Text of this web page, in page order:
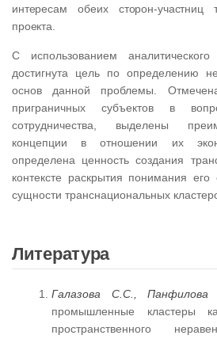
интересам обеих сторон-участниц
проекта.
С использованием
достигнута цель по определению
основ данной проблемы.
приграничных субъектов в
сотрудничества, выделены
концепции в отношении их
определена ценность создания
контексте раскрытия понимания
сущности транснациональных
Литература
Галазова С.С., Панфилова
промышленные кластеры
пространственного